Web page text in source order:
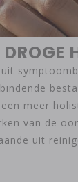
meer
van de
uit